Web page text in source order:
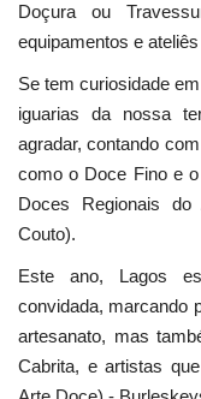
Doçura ou
equipamentos e
Se tem curiosidade
iguarias da nossa
agradar, contando
como o Doce Fino e
Doces Regionais
Couto).
Este ano, Lagos
convidada, marcando
artesanato, mas
Cabrita, e artistas